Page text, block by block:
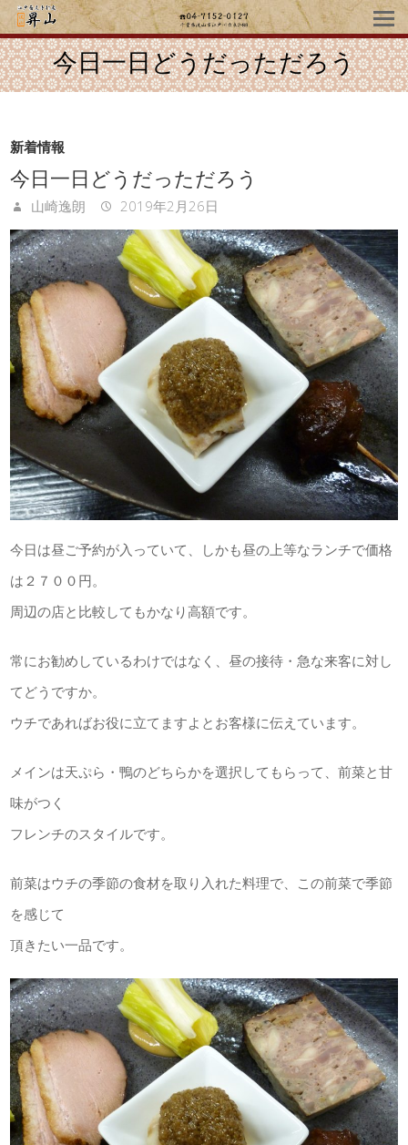
今日一日どうだっただろう
新着情報
今日一日どうだっただろう
山崎逸朗 2019年2月26日
今日は昼ご予約が入っていて、しかも昼の上等なランチで価格
は２７００円。
周辺の店と比較してもかなり高額です。
常にお勧めしているわけではなく、昼の接待・急な来客に対し
てどうですか。
ウチであればお役に立てますよとお客様に伝えています。
メインは天ぷら・鴨のどちらかを選択してもらって、前菜と甘
味がつく
フレンチのスタイルです。
前菜はウチの季節の食材を取り入れた料理で、この前菜で季節
を感じて
頂きたい一品です。